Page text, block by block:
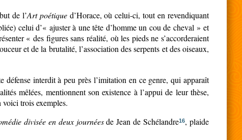
de l’Art poétique d’Horace, où celui-ci, tout en revendiquant
celui d’« ajuster à une tête d’homme un cou de cheval » et
« des figures sans réalité, où les pieds ne s’accorderaient
et de la brutalité, l’association des serpents et des oiseaux,
interdit à peu près l’imitation en ce genre, qui apparaît
mêlées, mentionnent son existence à l’appui de leur thèse,
voici trois exemples.
divisée en deux journéesde Jean de Schélandre16, plaide